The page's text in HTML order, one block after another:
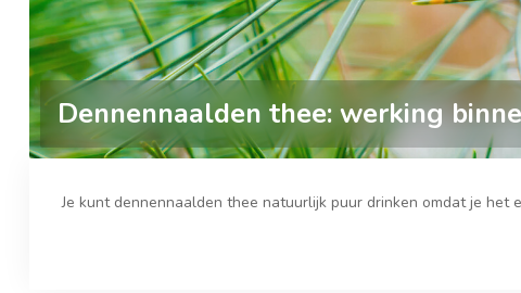
Dennennaalden thee: werking
Je kunt dennennaalden thee natuurlijk puur drinken omdat je het